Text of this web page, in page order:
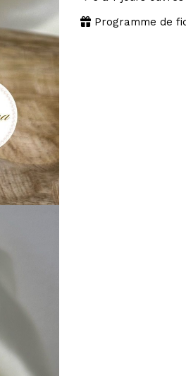
Programme de